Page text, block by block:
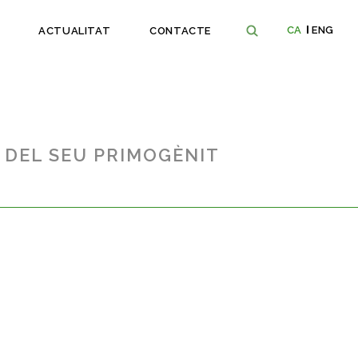
ACTUALITAT CONTACTE CA ENG
SEU PRIMOGÈNIT